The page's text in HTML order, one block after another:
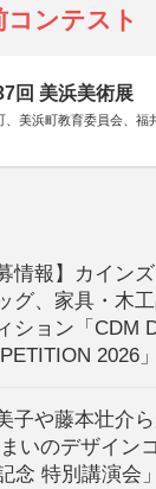
ンテスト
回 美浜美術展
、美浜町教育委員会、福
情報】カイン
グ、家具・木
ション「CDM
2026
子や藤本壮介
いのデザイン
念 特別講演会